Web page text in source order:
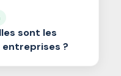
sont les
?